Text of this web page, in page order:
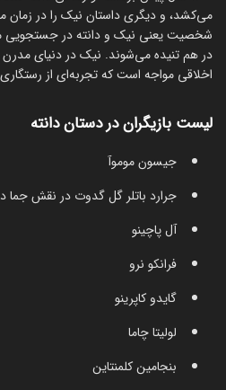
می‌کشد، و دیگری داستان نیک را در زمان
شخصیت یعنی نیک و دانته در جستجویی
در هم تنیده می‌شوند. نیک در دنیای مدرن
اخلاقی مواجه است که تجربه‌ای از
لیست بازیگران در دستان دانته
جیسون موموآ
جرارد باتلر گل گدوت در نقش جما
آل پاچینو
فرانکو نرو
گایدو کاپرینو
لولیتا چاما
بنجامین کلمنتاین